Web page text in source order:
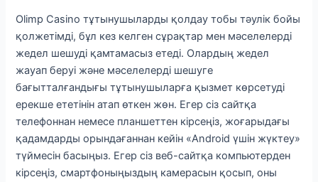
Olimp Casino тұтынушыларды қолдау тобы тәулік бойы
қолжетімді, бұл кез келген сұрақтар мен мәселелерді
жедел шешуді қамтамасыз етеді. Олардың жедел
жауап беруі және мәселелерді шешуге
бағытталғандығы тұтынушыларға қызмет көрсетуді
ерекше ететінін атап өткен жөн. Егер сіз сайтқа
телефоннан немесе планшеттен кірсеңіз, жоғарыдағы
қадамдарды орындағаннан кейін «Android үшін жүктеу»
түймесін басыңыз. Егер сіз веб-сайтқа компьютерден
кірсеңіз, смартфоныңыздың камерасын қосып, оны